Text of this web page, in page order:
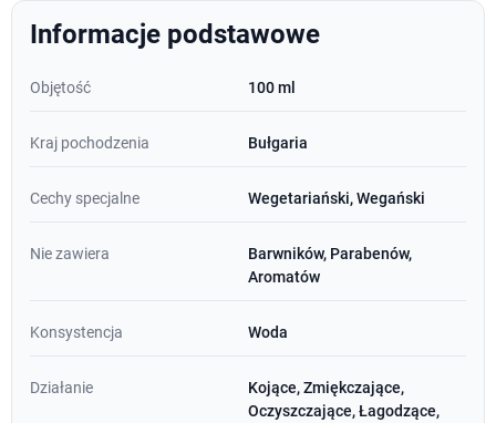
Informacje podstawowe
Objętość 100 ml
Kraj pochodzenia Bułgaria
Cechy specjalne Wegetariański, Wegański
Nie zawiera
Barwników, Parabenów,
Aromatów
Konsystencja Woda
Działanie
Kojące, Zmiękczające,
Oczyszczające, Łagodzące,